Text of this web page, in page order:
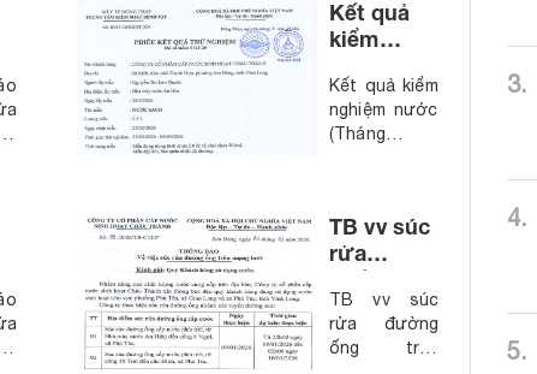
Kết quả
kiểm
nước
(Tháng
02.2026)
Kết quả kiểm
nghiệm nước
(Tháng
TB vv súc
rửa
đường
ống trên
mạng
lưới
TB vv súc
rửa đường
ống trên
3.
4.
5.